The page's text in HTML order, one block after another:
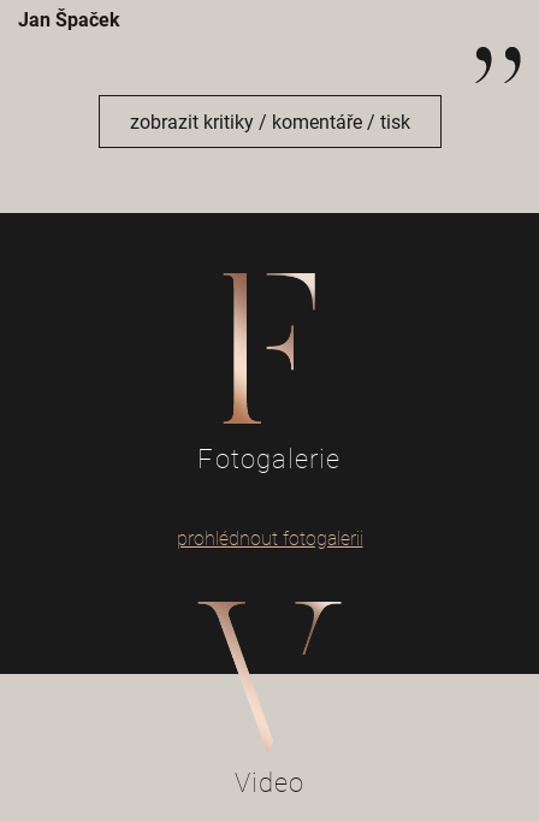
Jan Špaček
zobrazit kritiky / komentáře / tisk
Fotogalerie
prohlédnout fotogalerii
Video